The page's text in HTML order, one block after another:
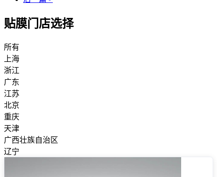
贴膜门店选择
所有
上海
浙江
广东
江苏
北京
重庆
天津
广西壮族自治区
辽宁